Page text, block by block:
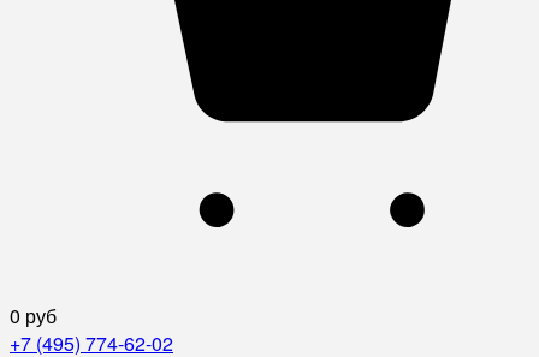
0 руб
+7 (495) 774-62-02